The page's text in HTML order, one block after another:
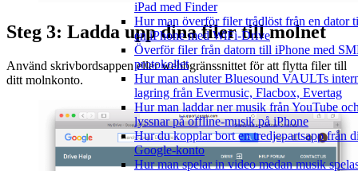
iPad med Finder
Hur man överför filer trådlöst från en dator
en iPhone med WiFi-Drive
Överför filer från datorn till iPhone med
protokollet
Hur man ansluter Bluesound VAULTs
lagring från Evermusic, Flacbox, Evertag
Hur man laddar ner musik från YouTube
lyssnar på offline-musik på iPhone
Hur du kopplar bort en tredjepartsapp från
Google-konto
Hur man spelar in video medan musik
Steg 3: Ladda upp dina filer till molnet
Använd skrivbordsappen eller webbgränssnittet för att flytta filer till
ditt molnkonto.